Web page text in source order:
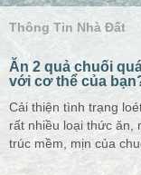
Thông Tin Nhà Đất
Ăn 2 quả chuối
với cơ thể của
Cải thiện tình trạng
rất nhiều loại thức ăn,
trúc mềm, mịn của